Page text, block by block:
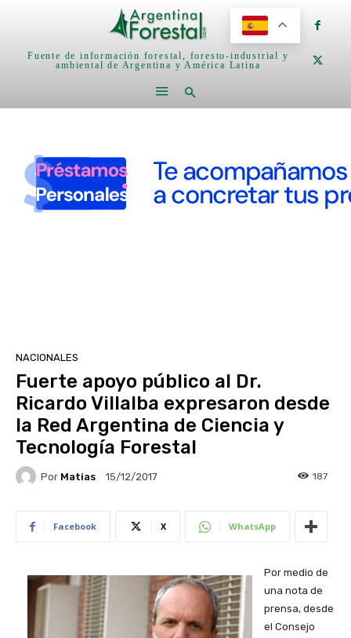
Fuente de información forestal, foresto-industrial y
ambiental de Argentina y América Latina
NACIONALES
Fuerte apoyo público al Dr.
Ricardo Villalba expresaron desde
la Red Argentina de Ciencia y
Tecnología Forestal
Por Matias 15/12/2017 187
Facebook X WhatsApp
Por medio de
una nota de
prensa, desde
el Consejo